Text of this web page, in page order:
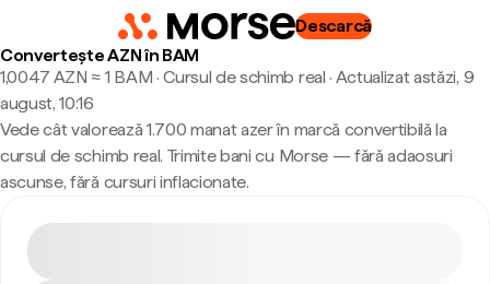
Descarcă
Convertește AZN în BAM
1,0047 AZN ≈ 1 BAM · Cursul de schimb real · Actualizat astăzi, 9
august, 10:16
Vede cât valorează 1.700 manat azer în marcă convertibilă la
cursul de schimb real. Trimite bani cu Morse — fără adaosuri
ascunse, fără cursuri inflacionate.